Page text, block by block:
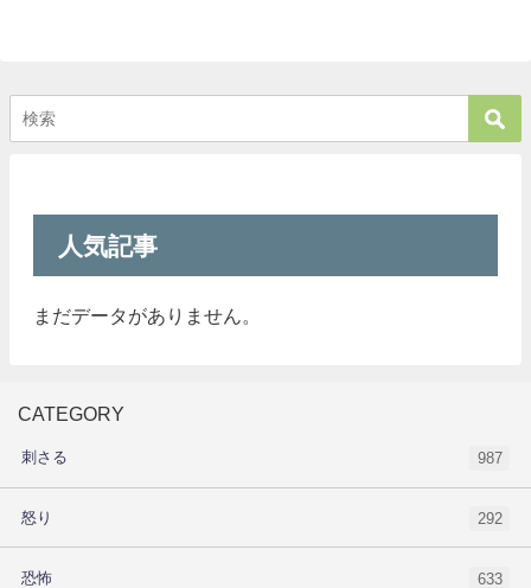
人気記事
まだデータがありません。
CATEGORY
刺さる 987
怒り 292
恐怖 633